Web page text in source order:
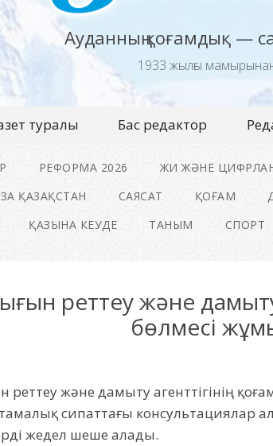
Ауданның қоғамдық —
1933 жылғы
туралы Бас редактор
РЕФОРМА 2026 ЖИ ЖӘНЕ
ҚАЗАҚСТАН САЯСАТ ҚОҒАМ
ҚАЗЫНА КЕУДЕ ТАНЫМ СПОРТ
реттеу және
бөлмесі
және дамыту агенттігінің
сипаттағы консультациялар
жедел шеше алады.